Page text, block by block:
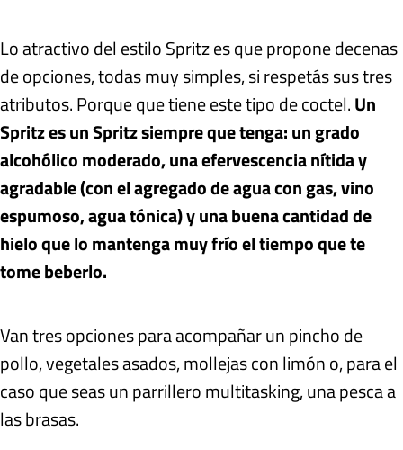
Lo atractivo del estilo Spritz es que propone decenas
de opciones, todas muy simples, si respetás sus tres
atributos. Porque que tiene este tipo de coctel.Un
Spritz es un Spritz siempre que tenga: un grado
alcohólico moderado, una efervescencia nítida y
agradable (con el agregado de agua con gas, vino
espumoso, agua tónica) y una buena cantidad de
hielo que lo mantenga muy frío el tiempo que te
tome beberlo.
Van tres opciones para acompañar un pincho de
pollo, vegetales asados, mollejas con limón o, para el
caso que seas un parrillero multitasking, una pesca a
las brasas.